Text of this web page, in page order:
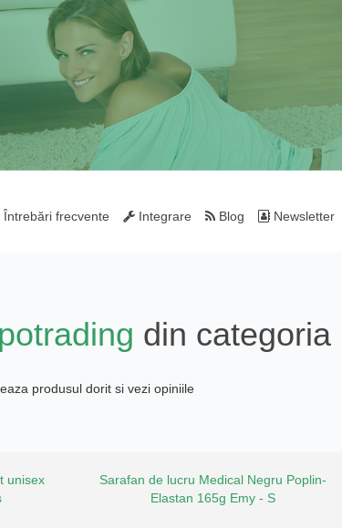
Întrebări frecvente Integrare Blog Newsletter
din categoria
produsul dorit si vezi opiniile
unisex
Sarafan de lucru Medical Negru Poplin-
Elastan 165g Emy - S